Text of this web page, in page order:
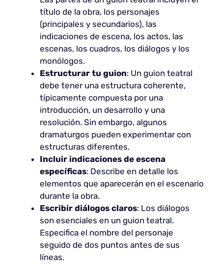
título de la obra, los personajes
(principales y secundarios), las
indicaciones de escena, los actos, las
escenas, los cuadros, los diálogos y los
monólogos.
Estructurar tu guion: Un guion teatral
debe tener una estructura coherente,
típicamente compuesta por una
introducción, un desarrollo y una
resolución. Sin embargo, algunos
dramaturgos pueden experimentar con
estructuras diferentes.
Incluir indicaciones de escena
específicas: Describe en detalle los
elementos que aparecerán en el escenario
durante la obra.
Escribir diálogos claros: Los diálogos
son esenciales en un guion teatral.
Especifica el nombre del personaje
seguido de dos puntos antes de sus
líneas.